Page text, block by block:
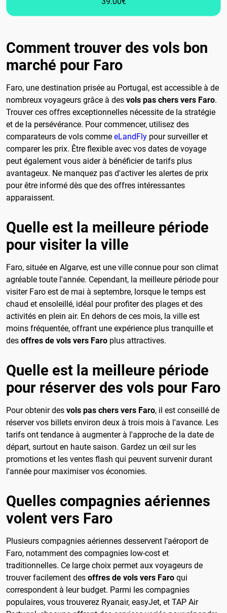
Comment trouver des vols bon
marché pour Faro
Faro, une destination prisée au Portugal, est accessible à de
nombreux voyageurs grâce à des vols pas chers vers Faro.
Trouver ces offres exceptionnelles nécessite de la stratégie
et de la persévérance. Pour commencer, utilisez des
comparateurs de vols comme eLandFly pour surveiller et
comparer les prix. Être flexible avec vos dates de voyage
peut également vous aider à bénéficier de tarifs plus
avantageux. Ne manquez pas d'activer les alertes de prix
pour être informé dès que des offres intéressantes
apparaissent.
Quelle est la meilleure période
pour visiter la ville
Faro, située en Algarve, est une ville connue pour son climat
agréable toute l'année. Cependant, la meilleure période pour
visiter Faro est de mai à septembre, lorsque le temps est
chaud et ensoleillé, idéal pour profiter des plages et des
activités en plein air. En dehors de ces mois, la ville est
moins fréquentée, offrant une expérience plus tranquille et
des offres de vols vers Faro plus attractives.
Quelle est la meilleure période
pour réserver des vols pour Faro
Pour obtenir des vols pas chers vers Faro, il est conseillé de
réserver vos billets environ deux à trois mois à l'avance. Les
tarifs ont tendance à augmenter à l'approche de la date de
départ, surtout en haute saison. Gardez un œil sur les
promotions et les ventes flash qui peuvent survenir durant
l'année pour maximiser vos économies.
Quelles compagnies aériennes
volent vers Faro
Plusieurs compagnies aériennes desservent l'aéroport de
Faro, notamment des compagnies low-cost et
traditionnelles. Ce large choix permet aux voyageurs de
trouver facilement des offres de vols vers Faro qui
correspondent à leur budget. Parmi les compagnies
populaires, vous trouverez Ryanair, easyJet, et TAP Air